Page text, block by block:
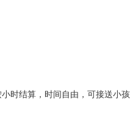
时结算，时间自由，可接送小孩